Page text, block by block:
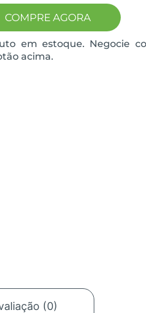
COMPRE AGORA
em estoque. Negocie
acima.
(0)